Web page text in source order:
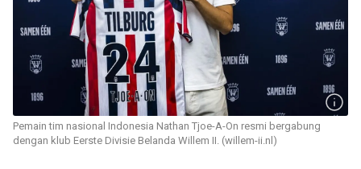
Pemain tim nasional Indonesia Nathan Tjoe-A-On resmi bergabung
dengan klub Eerste Divisie Belanda Willem II. (willem-ii.nl)